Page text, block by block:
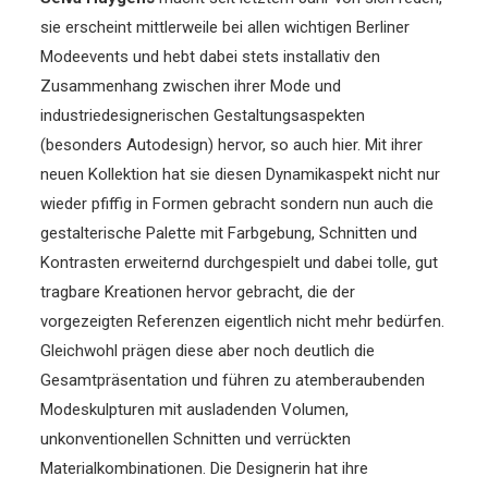
sie erscheint mittlerweile bei allen wichtigen Berliner
Modeevents und hebt dabei stets installativ den
Zusammenhang zwischen ihrer Mode und
industriedesignerischen Gestaltungsaspekten
(besonders Autodesign) hervor, so auch hier. Mit ihrer
neuen Kollektion hat sie diesen Dynamikaspekt nicht nur
wieder pfiffig in Formen gebracht sondern nun auch die
gestalterische Palette mit Farbgebung, Schnitten und
Kontrasten erweiternd durchgespielt und dabei tolle, gut
tragbare Kreationen hervor gebracht, die der
vorgezeigten Referenzen eigentlich nicht mehr bedürfen.
Gleichwohl prägen diese aber noch deutlich die
Gesamtpräsentation und führen zu atemberaubenden
Modeskulpturen mit ausladenden Volumen,
unkonventionellen Schnitten und verrückten
Materialkombinationen. Die Designerin hat ihre